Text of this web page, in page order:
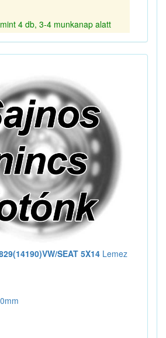
4 db, 3-4 munkanap alatt
SEAT 5X14 Lemez